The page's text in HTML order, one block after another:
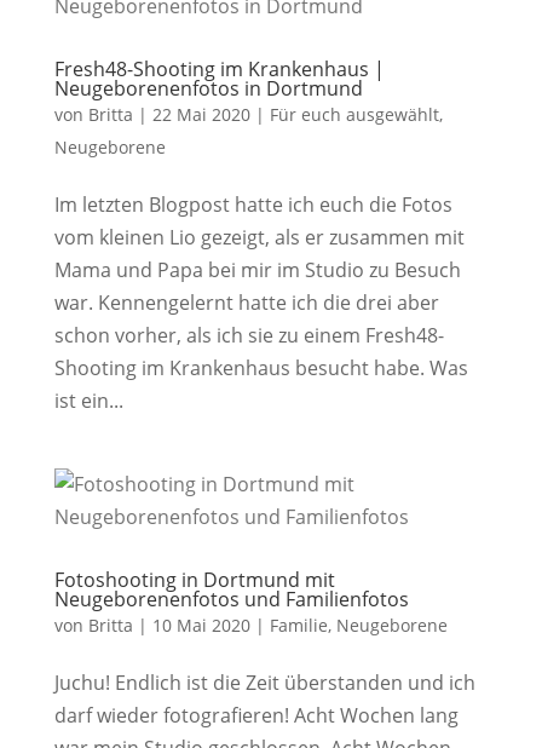
Fresh48-Shooting im Krankenhaus |
Neugeborenenfotos in Dortmund
von Britta | 22 Mai 2020| Für euch ausgewählt,
Neugeborene
Im letzten Blogpost hatte ich euch die Fotos
vom kleinen Lio gezeigt, als er zusammen mit
Mama und Papa bei mir im Studio zu Besuch
war. Kennengelernt hatte ich die drei aber
schon vorher, als ich sie zu einem Fresh48-
Shooting im Krankenhaus besucht habe. Was
ist ein...
Fotoshooting in Dortmund mit
Neugeborenenfotos und Familienfotos
von Britta | 10 Mai 2020| Familie, Neugeborene
Juchu! Endlich ist die Zeit überstanden und ich
darf wieder fotografieren! Acht Wochen lang